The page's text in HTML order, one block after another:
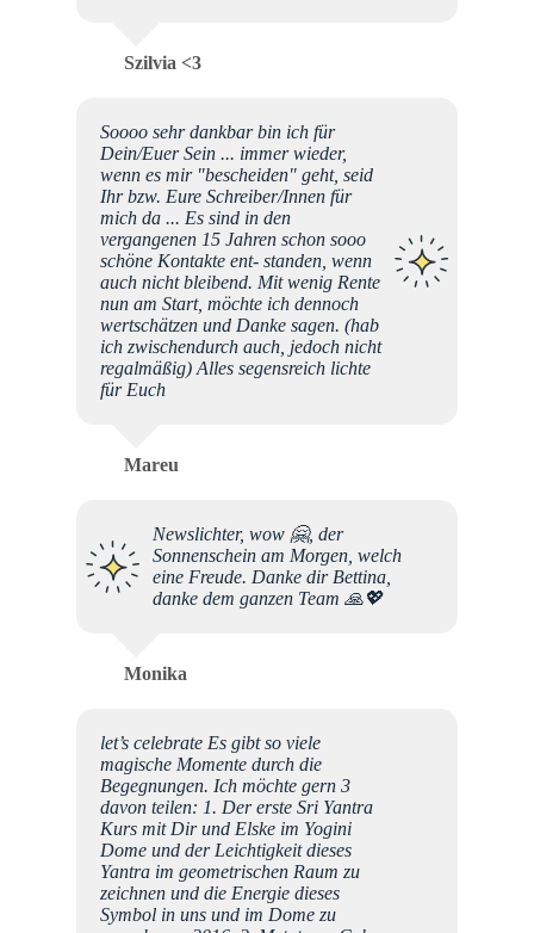
Szilvia <3
Soooo sehr dankbar bin ich für
Dein/Euer Sein ... immer wieder,
wenn es mir "bescheiden" geht, seid
Ihr bzw. Eure Schreiber/Innen für
mich da ... Es sind in den
vergangenen 15 Jahren schon sooo
schöne Kontakte ent- standen, wenn
auch nicht bleibend. Mit wenig Rente
nun am Start, möchte ich dennoch
wertschätzen und Danke sagen. (hab
ich zwischendurch auch, jedoch nicht
regalmäßig) Alles segensreich lichte
für Euch
Mareu
Newslichter, wow 🤗, der
Sonnenschein am Morgen, welch
eine Freude. Danke dir Bettina,
danke dem ganzen Team 🙏💖
Monika
let’s celebrate Es gibt so viele
magische Momente durch die
Begegnungen. Ich möchte gern 3
davon teilen: 1. Der erste Sri Yantra
Kurs mit Dir und Elske im Yogini
Dome und der Leichtigkeit dieses
Yantra im geometrischen Raum zu
zeichnen und die Energie dieses
Symbol in uns und im Dome zu